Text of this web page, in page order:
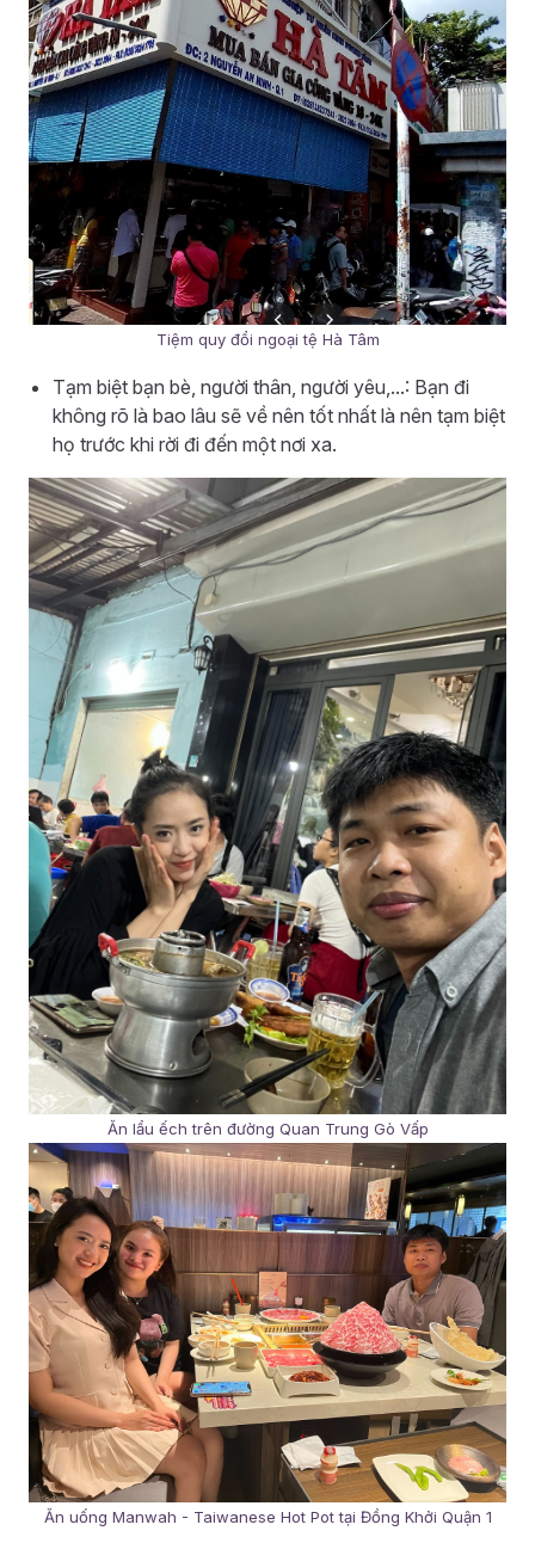
Tiệm quy đổi ngoại tệ Hà Tâm
Tạm biệt bạn bè, người thân, người yêu,...: Bạn đi
không rõ là bao lâu sẽ về nên tốt nhất là nên tạm biệt
họ trước khi rời đi đến một nơi xa.
Ăn lẩu ếch trên đường Quan Trung Gò Vấp
Ăn uống Manwah - Taiwanese Hot Pot tại Đồng Khởi Quận 1